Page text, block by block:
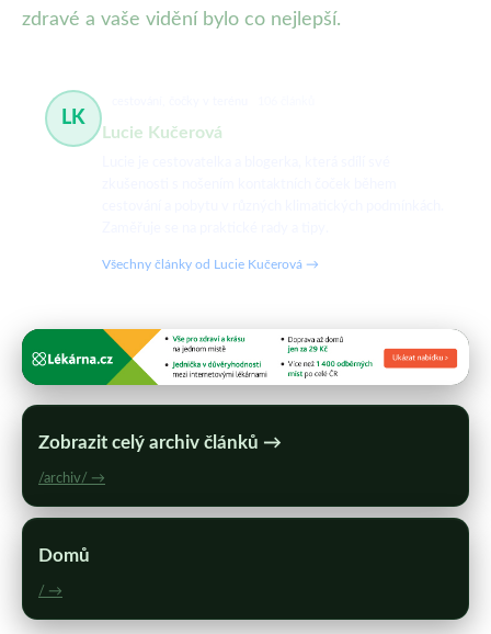
zdravé a vaše vidění bylo co nejlepší.
LK
Lucie Kučerová
Všechny články od Lucie Kučerová →
Zobrazit celý archiv článků →
/archiv/ →
Domů
/ →